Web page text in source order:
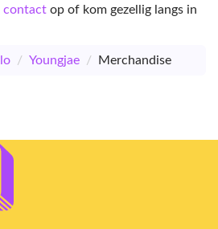
contact op of kom gezellig langs in
/ Youngjae / Merchandise